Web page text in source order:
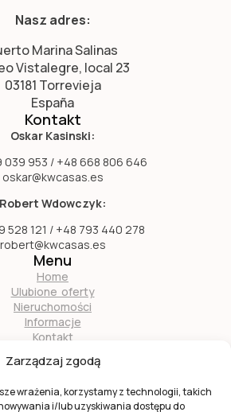
Zarządzaj zgodą
wrażenia, korzystamy z technologii, takich
i/lub uzyskiwania dostępu do
Nasz adres:
Marina Salinas
Vistalegre, local 23
03181 Torrevieja
España
Kontakt
Oskar Kasinski:
039 953 / +48 668 806 646
oskar@kwcasas.es
Robert Wdowczyk:
528 121 / +48 793 440 278
robert@kwcasas.es
Menu
Home
Ulubione oferty
Nieruchomości
Informacje
Kontakt
naszym partnerem